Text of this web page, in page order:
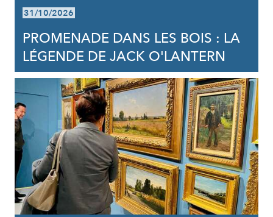
31/10/2026
PROMENADE DANS LES BOIS : LA
LÉGENDE DE JACK O'LANTERN